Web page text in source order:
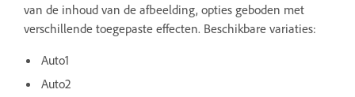
van de inhoud van de afbeelding, opties geboden met
verschillende toegepaste effecten. Beschikbare variaties:
Auto1
Auto2